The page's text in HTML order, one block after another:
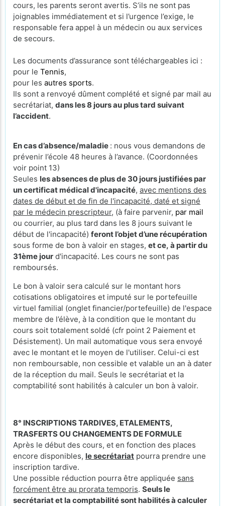
cours, les parents seront avertis. S’ils ne sont pas
joignables immédiatement et si l’urgence l’exige, le
responsable fera appel à un médecin ou aux services
de secours.
Les documents d’assurance sont téléchargeables ici :
pour le Tennis,
pour les autres sports.
Ils sont a renvoyé dûment complété et signé par mail au
secrétariat, dans les 8 jours au plus tard suivant
l’accident.
En cas d’absence/maladie : nous vous demandons de
prévenir l’école 48 heures à l’avance. (Coordonnées
voir point 13)
Seules les absences de plus de 30 jours justifiées par
un certificat médical d'incapacité, avec mentions des
dates de début et de fin de l'incapacité, daté et signé
par le médecin prescripteur, (à faire parvenir, par mail
ou courrier, au plus tard dans les 8 jours suivant le
début de l'incapacité) feront l’objet d’une récupération
sous forme de bon à valoir en stages, et ce, à partir du
31ème jour d'incapacité. Les cours ne sont pas
remboursés.
Le bon à valoir sera calculé sur le montant hors
cotisations obligatoires et imputé sur le portefeuille
virtuel familial (onglet financier/portefeuille) de l'espace
membre de l’élève, à la condition que le montant du
cours soit totalement soldé (cfr point 2 Paiement et
Désistement). Un mail automatique vous sera envoyé
avec le montant et le moyen de l'utiliser. Celui-ci est
non remboursable, non cessible et valable un an à dater
de la réception du mail. Seuls le secrétariat et la
comptabilité sont habilités à calculer un bon à valoir.
8° INSCRIPTIONS TARDIVES, ETALEMENTS,
TRASFERTS OU CHANGEMENTS DE FORMULE
Après le début des cours, et en fonction des places
encore disponibles, le secrétariat pourra prendre une
inscription tardive.
Une possible réduction pourra être appliquée sans
forcément être au prorata temporis. Seuls le
secrétariat et la comptabilité sont habilités à calculer